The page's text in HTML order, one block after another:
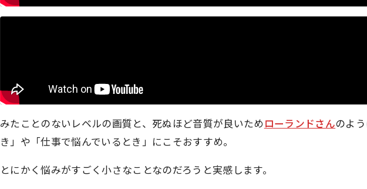
みたことのないレベルの画質と、死ぬほど音質が良いためローランドさんのよ
き」や「仕事で悩んでいるとき」にこそおすすめ。
とにかく悩みがすごく小さなことなのだろうと実感します。